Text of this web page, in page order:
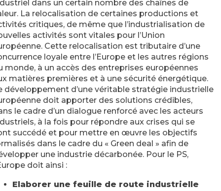
dans un certain nombre des chaînes de
La relocalisation de certaines productions et
critiques, de même que l’industrialisation de
activités sont vitales pour l’Union
Cette relocalisation est tributaire d’une
loyale entre l’Europe et les autres régions
monde, à un accès des entreprises européennes
matières premières et à une sécurité énergétique.
développement d’une véritable stratégie industrielle
doit apporter des solutions crédibles,
le cadre d’un dialogue renforcé avec les acteurs
à la fois pour répondre aux crises qui se
succédé et pour mettre en œuvre les objectifs
dans le cadre du « Green deal » afin de
une industrie décarbonée. Pour le PS,
doit ainsi :
Elaborer une feuille de route industrielle